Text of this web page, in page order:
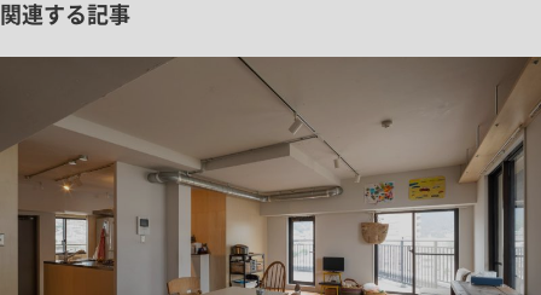
関連する記事